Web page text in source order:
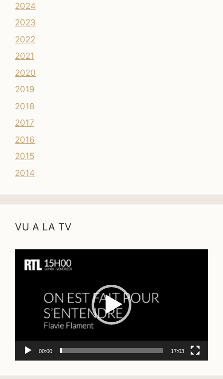
2024
2023
2022
2021
2020
2019
2018
2017
2016
2015
2014
VU A LA TV
vidéo
00:00 17:03